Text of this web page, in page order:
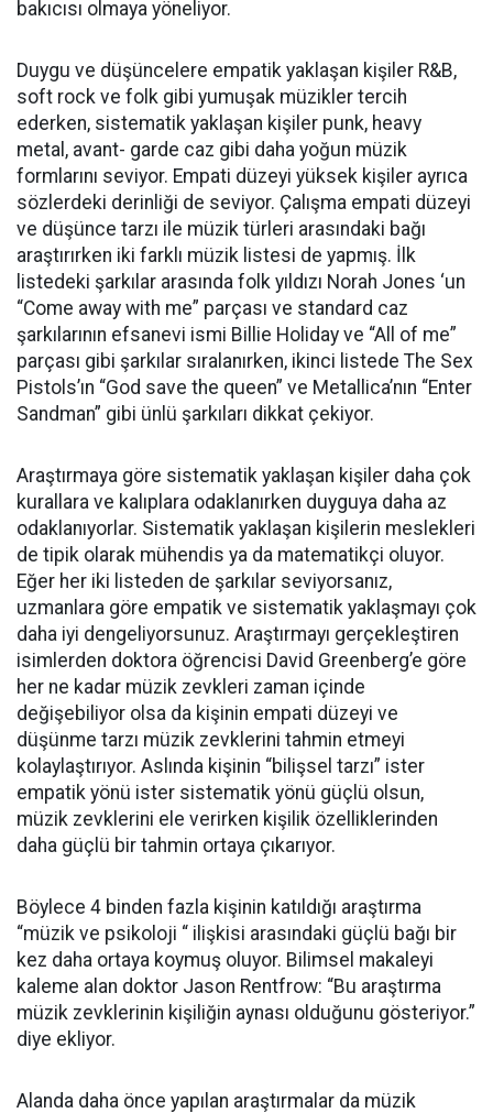
bakıcısı olmaya yöneliyor.
Duygu ve düşüncelere empatik yaklaşan kişiler R&B,
soft rock ve folk gibi yumuşak müzikler tercih
ederken, sistematik yaklaşan kişiler punk, heavy
metal, avant- garde caz gibi daha yoğun müzik
formlarını seviyor. Empati düzeyi yüksek kişiler ayrıca
sözlerdeki derinliği de seviyor. Çalışma empati düzeyi
ve düşünce tarzı ile müzik türleri arasındaki bağı
araştırırken iki farklı müzik listesi de yapmış. İlk
listedeki şarkılar arasında folk yıldızı Norah Jones ‘un
“Come away with me” parçası ve standard caz
şarkılarının efsanevi ismi Billie Holiday ve “All of me”
parçası gibi şarkılar sıralanırken, ikinci listede The Sex
Pistols’ın “God save the queen” ve Metallica’nın “Enter
Sandman” gibi ünlü şarkıları dikkat çekiyor.
Araştırmaya göre sistematik yaklaşan kişiler daha çok
kurallara ve kalıplara odaklanırken duyguya daha az
odaklanıyorlar. Sistematik yaklaşan kişilerin meslekleri
de tipik olarak mühendis ya da matematikçi oluyor.
Eğer her iki listeden de şarkılar seviyorsanız,
uzmanlara göre empatik ve sistematik yaklaşmayı çok
daha iyi dengeliyorsunuz. Araştırmayı gerçekleştiren
isimlerden doktora öğrencisi David Greenberg’e göre
her ne kadar müzik zevkleri zaman içinde
değişebiliyor olsa da kişinin empati düzeyi ve
düşünme tarzı müzik zevklerini tahmin etmeyi
kolaylaştırıyor. Aslında kişinin “bilişsel tarzı” ister
empatik yönü ister sistematik yönü güçlü olsun,
müzik zevklerini ele verirken kişilik özelliklerinden
daha güçlü bir tahmin ortaya çıkarıyor.
Böylece 4 binden fazla kişinin katıldığı araştırma
“müzik ve psikoloji “ ilişkisi arasındaki güçlü bağı bir
kez daha ortaya koymuş oluyor. Bilimsel makaleyi
kaleme alan doktor Jason Rentfrow: “Bu araştırma
müzik zevklerinin kişiliğin aynası olduğunu gösteriyor.”
diye ekliyor.
Alanda daha önce yapılan araştırmalar da müzik